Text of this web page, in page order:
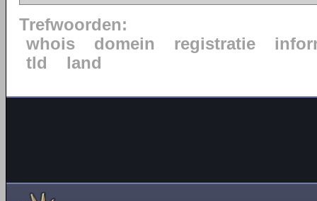
Trefwoorden:
whois
domein registratie
tld
land